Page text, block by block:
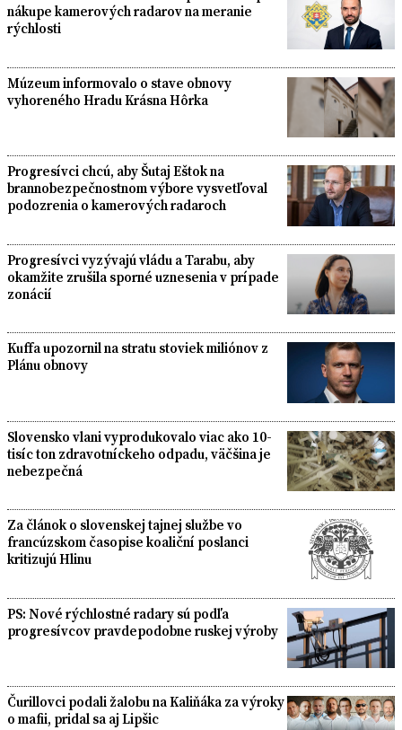
nákupe kamerových radarov na meranie
rýchlosti
Múzeum informovalo o stave obnovy
vyhoreného Hradu Krásna Hôrka
Progresívci chcú, aby Šutaj Eštok na
brannobezpečnostnom výbore vysvetľoval
podozrenia o kamerových radaroch
Progresívci vyzývajú vládu a Tarabu, aby
okamžite zrušila sporné uznesenia v prípade
zonácií
Kuffa upozornil na stratu stoviek miliónov z
Plánu obnovy
Slovensko vlani vyprodukovalo viac ako 10-
tisíc ton zdravotníckeho odpadu, väčšina je
nebezpečná
Za článok o slovenskej tajnej službe vo
francúzskom časopise koaliční poslanci
kritizujú Hlinu
PS: Nové rýchlostné radary sú podľa
progresívcov pravdepodobne ruskej výroby
Čurillovci podali žalobu na Kaliňáka za výroky
o mafii, pridal sa aj Lipšic